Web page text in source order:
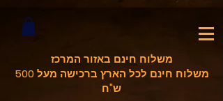
משלוח חינם באזור המרכז
משלוח חינם לכל הארץ ברכישה מעל 500
ש"ח